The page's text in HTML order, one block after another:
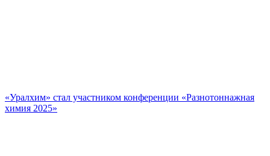
«Уралхим» стал участником конференции «Разнотоннажная
химия 2025»